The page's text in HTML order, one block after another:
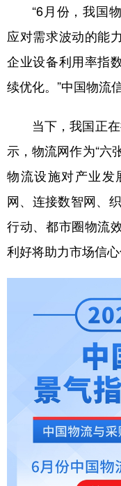
“6月份，我国物
应对需求波动的能
企业设备利用率指
续优化。”中国物流
当下，我国正在
示，物流网作为“六
物流设施对产业发
网、连接数智网、
行动、都市圈物流
利好将助力市场信心